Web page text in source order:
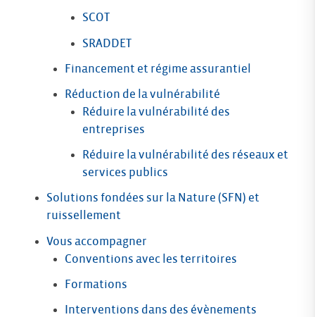
SCOT
SRADDET
Financement et régime assurantiel
Réduction de la vulnérabilité
Réduire la vulnérabilité des
entreprises
Réduire la vulnérabilité des réseaux et
services publics
Solutions fondées sur la Nature (SFN) et
ruissellement
Vous accompagner
Conventions avec les territoires
Formations
Interventions dans des évènements